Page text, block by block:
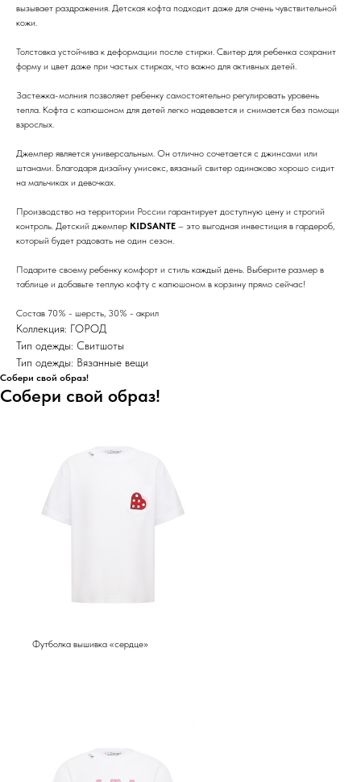
вызывает раздражения. Детская кофта подходит даже для очень чувствительной
кожи.
Толстовка устойчива к деформации после стирки. Свитер для ребенка сохранит
форму и цвет даже при частых стирках, что важно для активных детей.
Застежка-молния позволяет ребенку самостоятельно регулировать уровень
тепла. Кофта с капюшоном для детей легко надевается и снимается без помощи
взрослых.
Джемпер является универсальным. Он отлично сочетается с джинсами или
штанами. Благодаря дизайну унисекс, вязаный свитер одинаково хорошо сидит
на мальчиках и девочках.
Производство на территории России гарантирует доступную цену и строгий
контроль. Детский джемпер KIDSANTE – это выгодная инвестиция в гардероб,
который будет радовать не один сезон.
Подарите своему ребенку комфорт и стиль каждый день. Выберите размер в
таблице и добавьте теплую кофту с капюшоном в корзину прямо сейчас!
Состав 70% - шерсть, 30% - акрил
Коллекция: ГОРОД
Тип одежды: Свитшоты
Тип одежды: Вязанные вещи
Собери свой образ!
Собери свой образ!
Футболка вышивка «сердце»